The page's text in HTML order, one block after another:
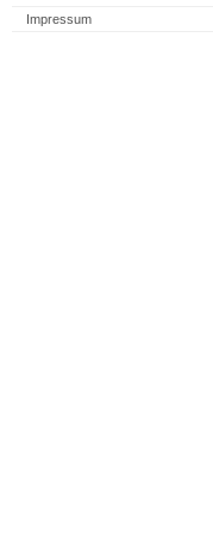
Impressum